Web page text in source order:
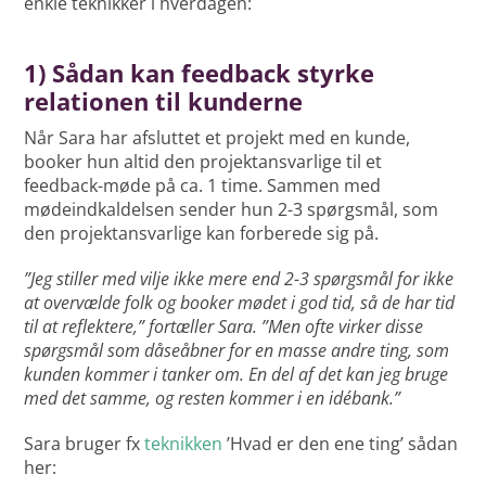
1) Sådan kan feedback styrke
relationen til kunderne
Når Sara har afsluttet et projekt med en kunde,
booker hun altid den projektansvarlige til et
feedback-møde på ca. 1 time. Sammen med
mødeindkaldelsen sender hun 2-3 spørgsmål, som
den projektansvarlige kan forberede sig på.
”Jeg stiller med vilje ikke mere end 2-3 spørgsmål for ikke
at overvælde folk og booker mødet i god tid, så de har tid
til at reflektere,” fortæller Sara. ”Men ofte virker disse
spørgsmål som dåseåbner for en masse andre ting, som
kunden kommer i tanker om. En del af det kan jeg bruge
med det samme, og resten kommer i en idébank.”
Sara bruger fxteknikken’Hvad er den ene ting’ sådan
her: